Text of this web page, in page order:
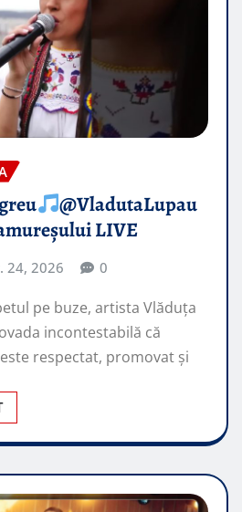
@VladutaLupau
LIVE
24, 2026 0
pe buze, artista Vlăduța
incontestabilă că
respectat, promovat şi